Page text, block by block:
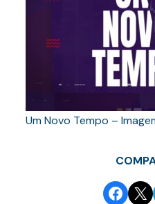
Um Novo Tempo –
Share on
Email